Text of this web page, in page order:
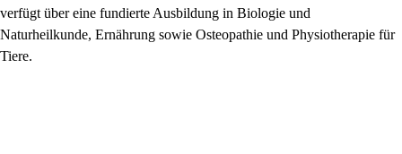
verfügt über eine fundierte Ausbildung in Biologie und
Naturheilkunde, Ernährung sowie Osteopathie und Physiotherapie für
Tiere.